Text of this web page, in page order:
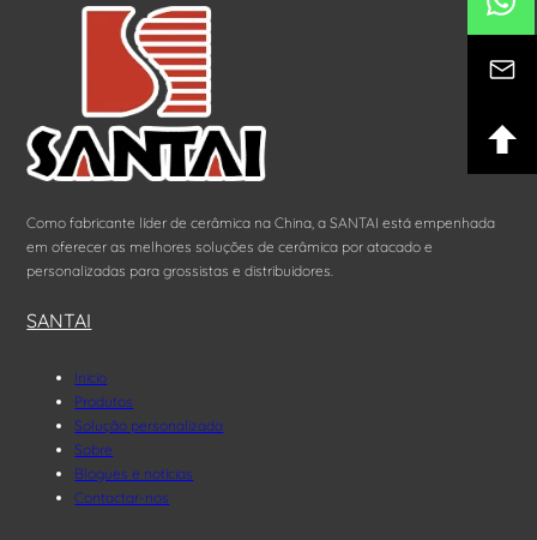
Como fabricante líder de cerâmica na China, a SANTAI está empenhada
em oferecer as melhores soluções de cerâmica por atacado e
personalizadas para grossistas e distribuidores.
SANTAI
Início
Produtos
Solução personalizada
Sobre
Blogues e notícias
Contactar-nos